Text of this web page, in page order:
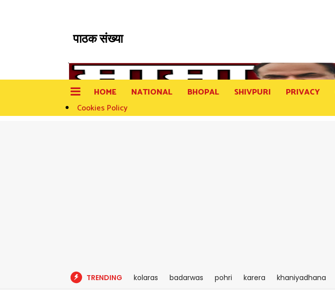
पाठक संख्या
HOME NATIONAL BHOPAL SHIVPURI PRIVACY
Cookies Policy
TRENDING kolaras badarwas pohri karera khaniyadhana